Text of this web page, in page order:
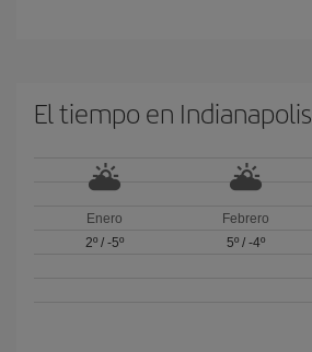
El tiempo en Indianapolis
Enero
2º/ -5º
Febrero
5º/ -4º